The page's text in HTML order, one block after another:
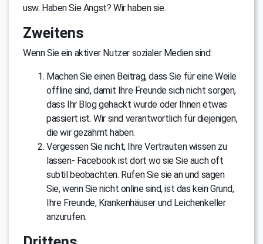
usw. Haben Sie Angst? Wir haben sie.
Zweitens
Wenn Sie ein aktiver Nutzer sozialer Medien sind:
Machen Sie einen Beitrag, dass Sie für eine Weile
offline sind, damit Ihre Freunde sich nicht sorgen,
dass Ihr Blog gehackt wurde oder Ihnen etwas
passiert ist. Wir sind verantwortlich für diejenigen,
die wir gezähmt haben.
Vergessen Sie nicht, Ihre Vertrauten wissen zu
lassen- Facebook ist dort wo sie Sie auch oft
subtil beobachten. Rufen Sie sie an und sagen
Sie, wenn Sie nicht online sind, ist das kein Grund,
Ihre Freunde, Krankenhäuser und Leichenkeller
anzurufen.